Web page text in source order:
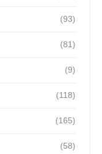
(93)
(81)
(9)
(118)
(165)
(58)